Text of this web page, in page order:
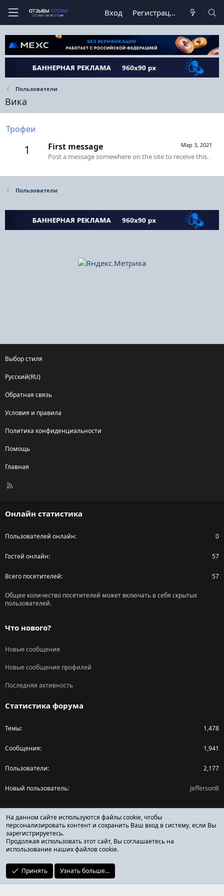
Вход Регистрация
Пользователи
Вика
Трофеи
1 Мар 3, 2021
First message
Post a message somewhere on the site to receive this.
Пользователи
Выбор стиля
Русский(RU)
Обратная связь
Условия и правила
Политика конфиденциальности
Помощь
Главная
R
Онлайн статистика
Пользователей онлайн 0
Гостей онлайн 57
Всего посетителей 57
Общее количество посетителей может включать в себя скрытых
пользователей.
Что нового?
Новые сообщения
Новые сообщения профилей
Последняя активность
Статистика форума
Темы 1,478
Сообщения 1,941
Пользователи 2,177
Новый пользователь JeffersonB
Поделиться страницей
Facebook
X (Twitter)
Reddit
ОТЗЫВЫ ОНЛАЙН ФОРУМ
На данном сайте используются файлы cookie, чтобы
персонализировать контент и сохранить Ваш вход в систему, если Вы
зарегистрируетесь.
Продолжая использовать этот сайт, Вы соглашаетесь на
использование наших файлов cookie.
Принять Узнать больше...